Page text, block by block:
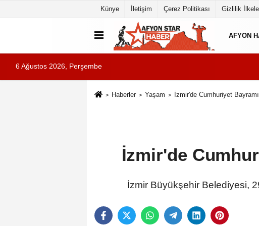
Künye İletişim Çerez Politikası Gizlilik
AFYON
6 Ağustos 2026, Perşembe
Haberler Yaşam İzmir'de Cumhuriyet
İzmir'de
İzmir Büyükşehir Belediyesi,